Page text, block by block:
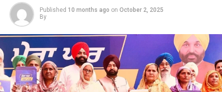
Published 10 months ago on October 2, 2025
By